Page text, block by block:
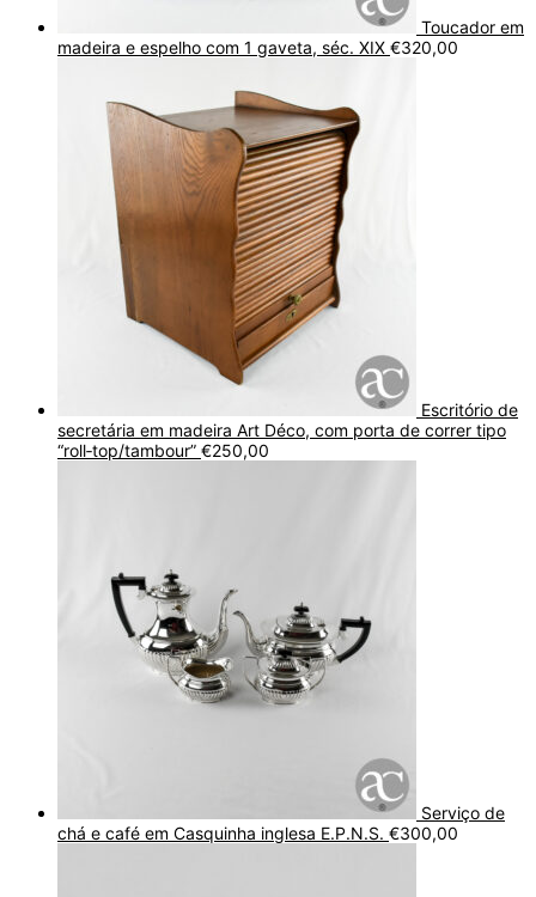
Toucador em
madeira e espelho com 1 gaveta, séc. XIX €320,00
Escritório de
secretária em madeira Art Déco, com porta de correr tipo
“roll‑top/tambour” €250,00
Serviço de
chá e café em Casquinha inglesa E.P.N.S. €300,00